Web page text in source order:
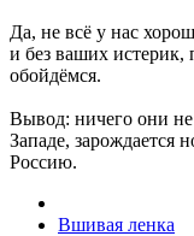
Да, не всё у нас
и без ваших
обойдёмся.
Вывод: ничего они
Западе, зарождается
Россию.
Вшивая ленка